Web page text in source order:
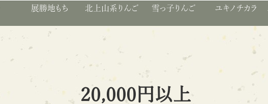
展勝地もち 北上山系りんご 雪っ子りんご ユキノチカラ
20,000円以上